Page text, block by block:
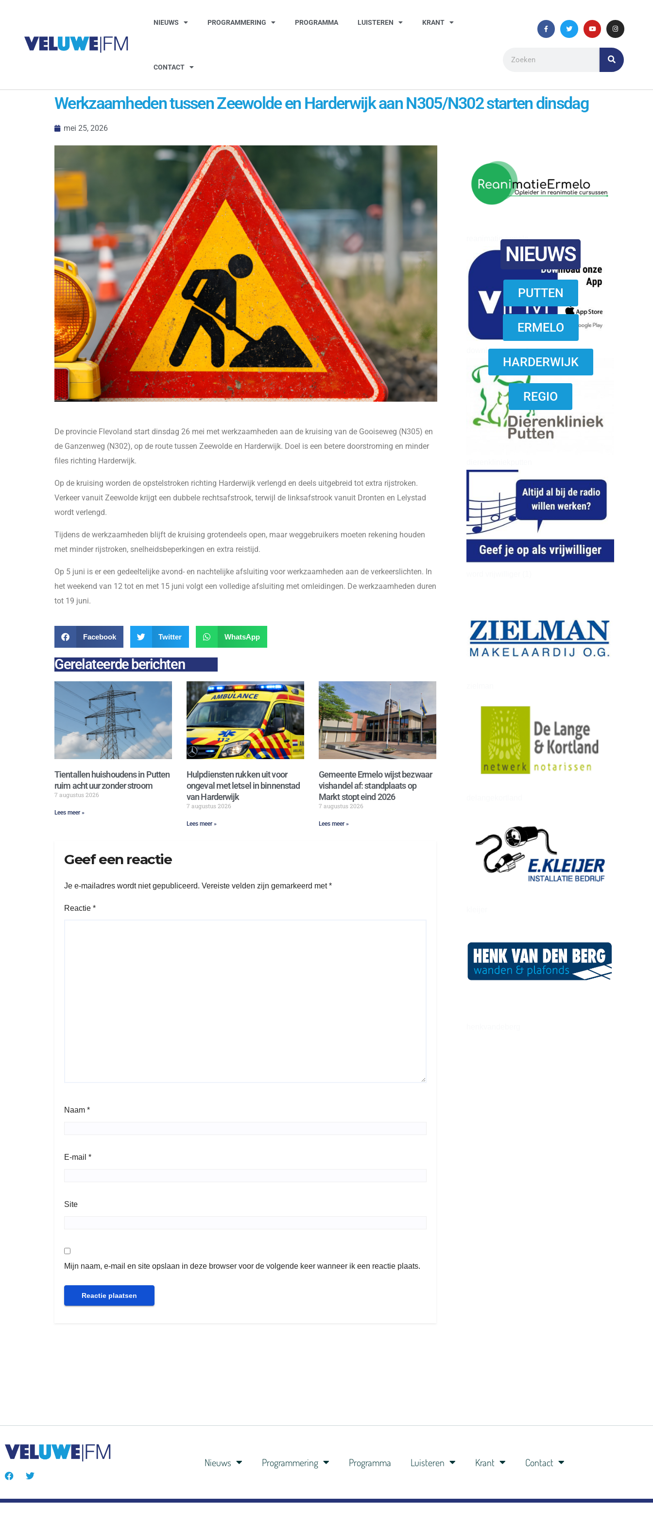
NIEUWS PROGRAMMERING PROGRAMMA LUISTEREN KRANT
CONTACT
Werkzaamheden tussen Zeewolde en Harderwijk aan N305/N302 starten dinsdag
mei 25, 2026
reanimatie ermelo
download onzze App
NIEUWS
PUTTEN
ERMELO
HARDERWIJK
REGIO
De provincie Flevoland start dinsdag 26 mei met werkzaamheden aan de kruising van de Gooiseweg (N305) en
de Ganzenweg (N302), op de route tussen Zeewolde en Harderwijk. Doel is een betere doorstroming en minder
files richting Harderwijk.
Op de kruising worden de opstelstroken richting Harderwijk verlengd en deels uitgebreid tot extra rijstroken.
Verkeer vanuit Zeewolde krijgt een dubbele rechtsafstrook, terwijl de linksafstrook vanuit Dronten en Lelystad
wordt verlengd.
Tijdens de werkzaamheden blijft de kruising grotendeels open, maar weggebruikers moeten rekening houden
met minder rijstroken, snelheidsbeperkingen en extra reistijd.
Op 5 juni is er een gedeeltelijke avond- en nachtelijke afsluiting voor werkzaamheden aan de verkeerslichten. In
het weekend van 12 tot en met 15 juni volgt een volledige afsluiting met omleidingen. De werkzaamheden duren
tot 19 juni.
Facebook Twitter WhatsApp
Gerelateerde berichten
Tientallen huishoudens in Putten
ruim acht uur zonder stroom
7 augustus 2026
Lees meer »
Hulpdiensten rukken uit voor
ongeval met letsel in binnenstad
van Harderwijk
7 augustus 2026
Lees meer »
Gemeente Ermelo wijst bezwaar
vishandel af: standplaats op
Markt stopt eind 2026
7 augustus 2026
Lees meer »
Geef een reactie
Je e-mailadres wordt niet gepubliceerd. Vereiste velden zijn gemarkeerd met*
Reactie *
Naam *
E-mail *
Site
Mijn naam, e-mail en site opslaan in deze browser voor de volgende keer wanneer ik een reactie plaats.
Nieuws Programmering Programma Luisteren Krant Contact